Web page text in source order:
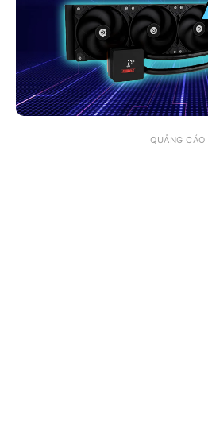
QUẢNG CÁO